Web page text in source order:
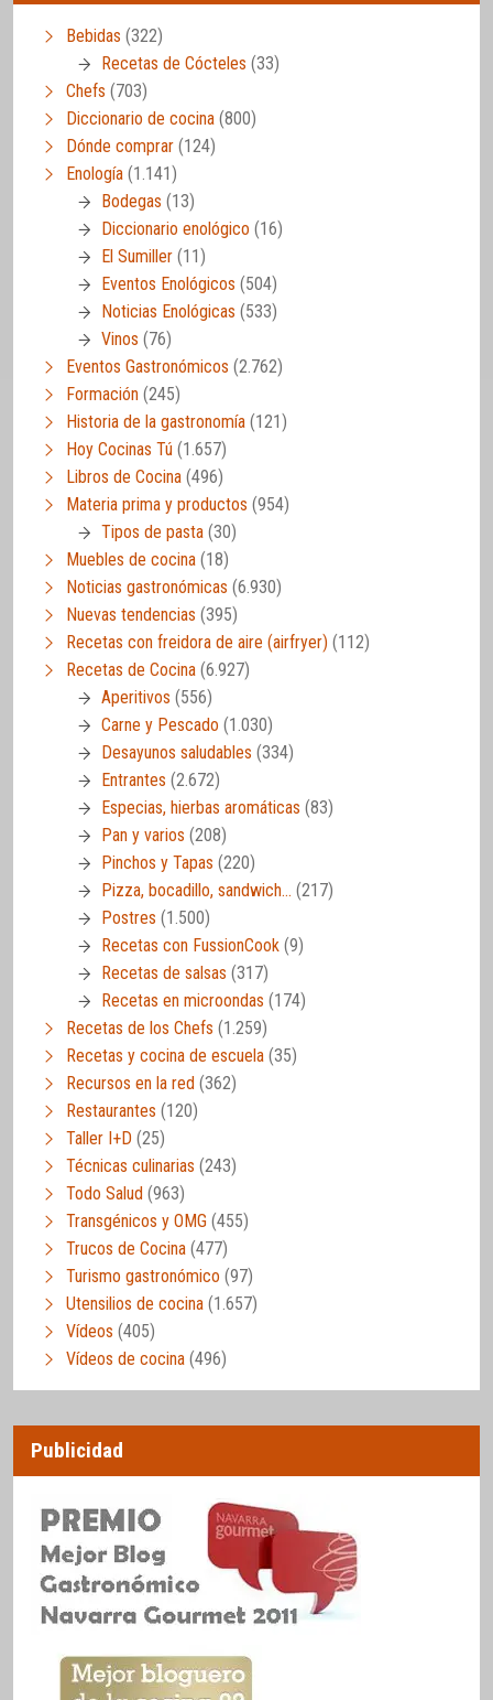
Bebidas (322)
Recetas de Cócteles (33)
Chefs (703)
Diccionario de cocina (800)
Dónde comprar (124)
Enología (1.141)
Bodegas (13)
Diccionario enológico (16)
El Sumiller (11)
Eventos Enológicos (504)
Noticias Enológicas (533)
Vinos (76)
Eventos Gastronómicos (2.762)
Formación (245)
Historia de la gastronomía (121)
Hoy Cocinas Tú (1.657)
Libros de Cocina (496)
Materia prima y productos (954)
Tipos de pasta (30)
Muebles de cocina (18)
Noticias gastronómicas (6.930)
Nuevas tendencias (395)
Recetas con freidora de aire (airfryer) (112)
Recetas de Cocina (6.927)
Aperitivos (556)
Carne y Pescado (1.030)
Desayunos saludables (334)
Entrantes (2.672)
Especias, hierbas aromáticas (83)
Pan y varios (208)
Pinchos y Tapas (220)
Pizza, bocadillo, sandwich… (217)
Postres (1.500)
Recetas con FussionCook (9)
Recetas de salsas (317)
Recetas en microondas (174)
Recetas de los Chefs (1.259)
Recetas y cocina de escuela (35)
Recursos en la red (362)
Restaurantes (120)
Taller I+D (25)
Técnicas culinarias (243)
Todo Salud (963)
Transgénicos y OMG (455)
Trucos de Cocina (477)
Turismo gastronómico (97)
Utensilios de cocina (1.657)
Vídeos (405)
Vídeos de cocina (496)
Publicidad